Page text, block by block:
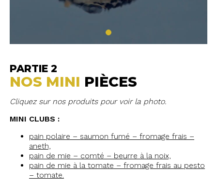
PARTIE 2
NOS MINI PIÈCES
Cliquez sur nos produits pour voir la photo.
MINI CLUBS :
pain polaire – saumon fumé – fromage frais –
aneth,
pain de mie – comté – beurre à la noix,
pain de mie à la tomate – fromage frais au pesto
– tomate.